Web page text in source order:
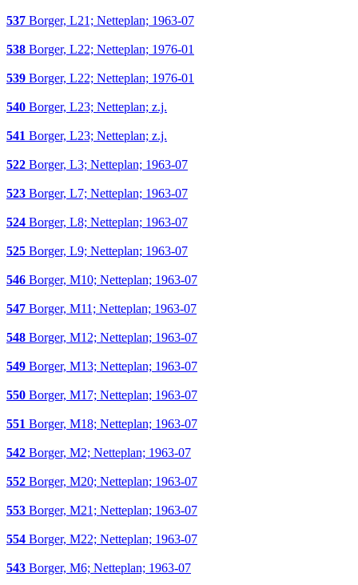
537 Borger, L21; Netteplan; 1963-07
538 Borger, L22; Netteplan; 1976-01
539 Borger, L22; Netteplan; 1976-01
540 Borger, L23; Netteplan; z.j.
541 Borger, L23; Netteplan; z.j.
522 Borger, L3; Netteplan; 1963-07
523 Borger, L7; Netteplan; 1963-07
524 Borger, L8; Netteplan; 1963-07
525 Borger, L9; Netteplan; 1963-07
546 Borger, M10; Netteplan; 1963-07
547 Borger, M11; Netteplan; 1963-07
548 Borger, M12; Netteplan; 1963-07
549 Borger, M13; Netteplan; 1963-07
550 Borger, M17; Netteplan; 1963-07
551 Borger, M18; Netteplan; 1963-07
542 Borger, M2; Netteplan; 1963-07
552 Borger, M20; Netteplan; 1963-07
553 Borger, M21; Netteplan; 1963-07
554 Borger, M22; Netteplan; 1963-07
543 Borger, M6; Netteplan; 1963-07